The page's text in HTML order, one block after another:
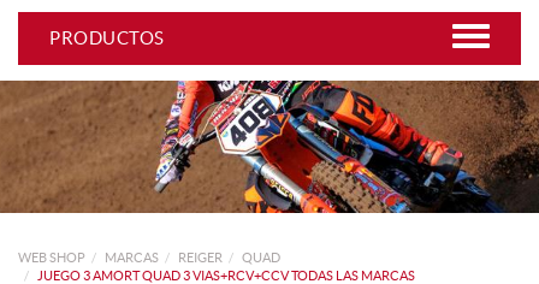
PRODUCTOS
WEB SHOP MARCAS REIGER
QUAD
JUEGO 3 AMORT QUAD 3 VIAS+RCV+CCV TODAS LAS MARCAS